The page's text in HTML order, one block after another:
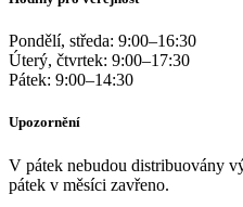
Pondělí, středa: 9:00–16:30
Úterý, čtvrtek: 9:00–17:30
Pátek: 9:00–14:30
Upozornění
V pátek nebudou distribuovány
pátek v měsíci zavřeno.